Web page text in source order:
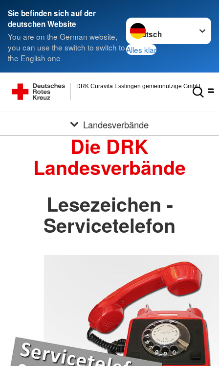
Sie befinden sich auf der
deutschen Website
You are on the German website,
you can use the switch to switch to
the English one
Sprache wechseln zu
Alles klar
DRK Curavita Esslingen gemeinnützige GmbH
Landesverbände
Die DRK
Landesverbände
Lesezeichen -
Servicetelefon